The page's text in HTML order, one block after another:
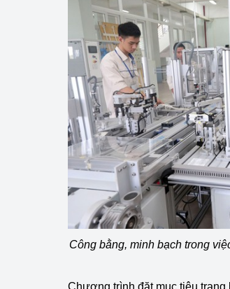
Tổ
Tái
Công bằng, minh bạch trong
Chương trình đặt mục tiêu